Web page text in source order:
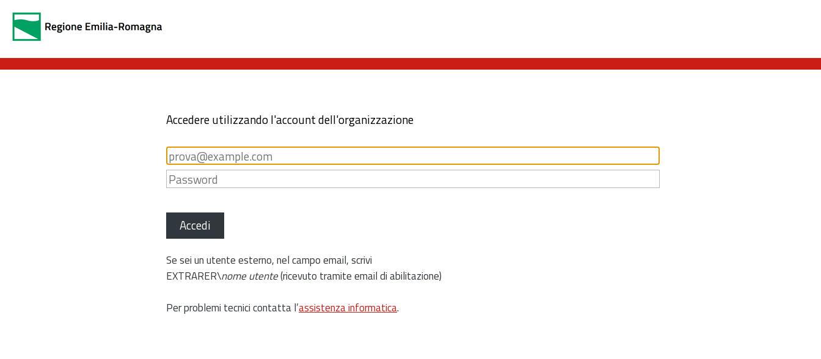
Accedere utilizzando l'account dell'organizzazione
Accedi
Se sei un utente esterno, nel campo email, scrivi
EXTRARER\nome utente(ricevuto tramite email di abilitazione)
Per problemi tecnici contatta l’assistenza informatica.